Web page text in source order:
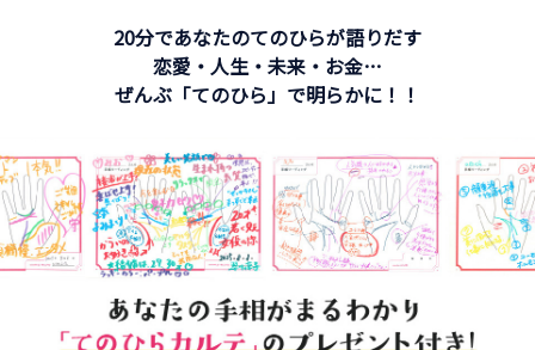
20分であなたのてのひらが語りだす
恋愛・人生・未来・お金…
ぜんぶ「てのひら」で明らかに！！